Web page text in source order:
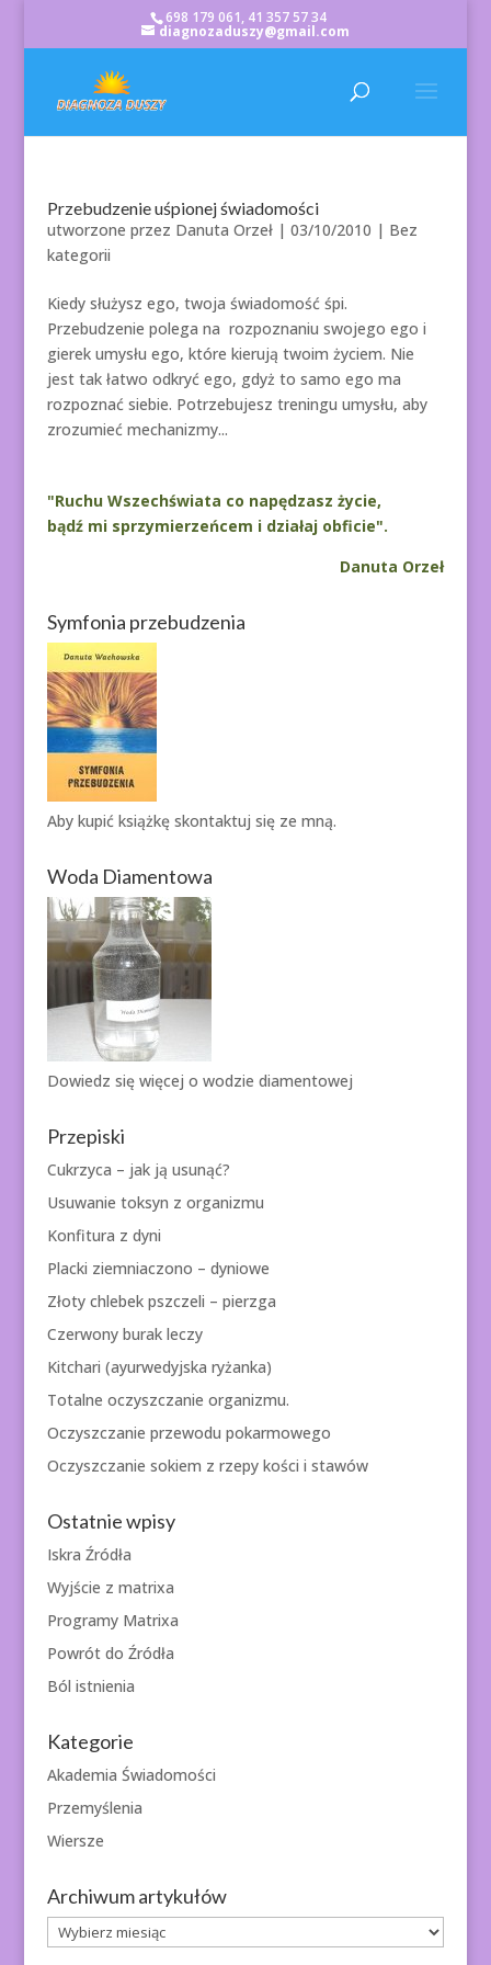
698 179 061, 41 357 57 34
diagnozaduszy@gmail.com
Przebudzenie uśpionej świadomości
utworzone przez Danuta Orzeł| 03/10/2010 | Bez
kategorii
Kiedy służysz ego, twoja świadomość śpi.
Przebudzenie polega na rozpoznaniu swojego ego i
gierek umysłu ego, które kierują twoim życiem. Nie
jest tak łatwo odkryć ego, gdyż to samo ego ma
rozpoznać siebie. Potrzebujesz treningu umysłu, aby
zrozumieć mechanizmy...
"Ruchu Wszechświata co napędzasz życie,
bądź mi sprzymierzeńcem i działaj obficie".
Danuta Orzeł
Symfonia przebudzenia
Aby kupić książkę skontaktuj się ze mną.
Woda Diamentowa
Dowiedz się więcej o wodzie diamentowej
Przepiski
Cukrzyca – jak ją usunąć?
Usuwanie toksyn z organizmu
Konfitura z dyni
Placki ziemniaczono – dyniowe
Złoty chlebek pszczeli – pierzga
Czerwony burak leczy
Kitchari (ayurwedyjska ryżanka)
Totalne oczyszczanie organizmu.
Oczyszczanie przewodu pokarmowego
Oczyszczanie sokiem z rzepy kości i stawów
Ostatnie wpisy
Iskra Źródła
Wyjście z matrixa
Programy Matrixa
Powrót do Źródła
Ból istnienia
Kategorie
Akademia Świadomości
Przemyślenia
Wiersze
Archiwum artykułów
Archiwum
artykułów